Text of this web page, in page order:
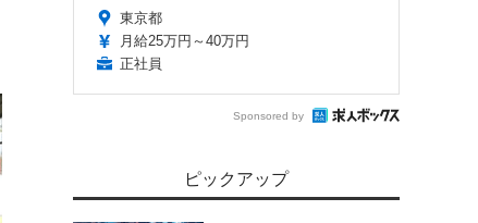
東京都
月給25万円～40万円
正社員
Sponsored by
ピックアップ